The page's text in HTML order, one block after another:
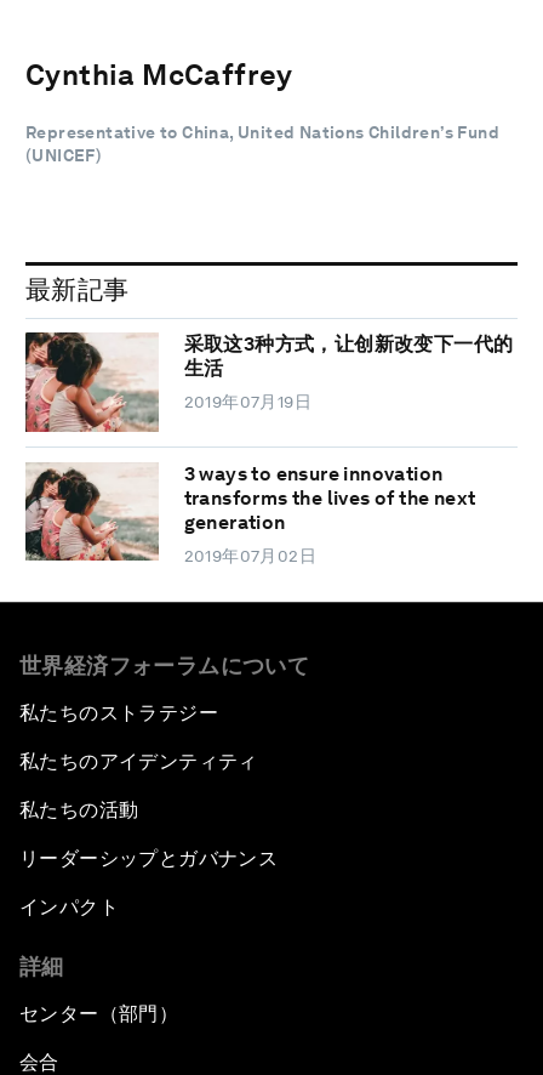
Cynthia McCaffrey
Representative to China, United Nations Children’s Fund
(UNICEF)
最新記事
采取这3种方式，让创新改变下一代的
生活
2019年07月19日
3 ways to ensure innovation
transforms the lives of the next
generation
2019年07月02日
世界経済フォーラムについて
私たちのストラテジー
私たちのアイデンティティ
私たちの活動
リーダーシップとガバナンス
インパクト
詳細
センター（部門）
会合